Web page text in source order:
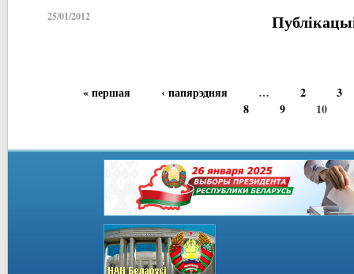
25/01/2012
« першая ‹ папярэдняя … 2
3
8
9 10